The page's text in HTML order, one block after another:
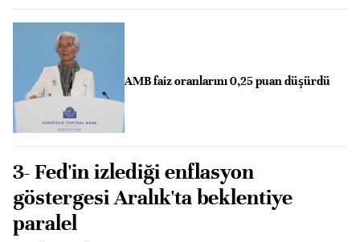
AMB faiz oranlarını 0,25 puan düşürdü
3- Fed'in izlediği enflasyon
göstergesi Aralık'ta beklentiye
paralel